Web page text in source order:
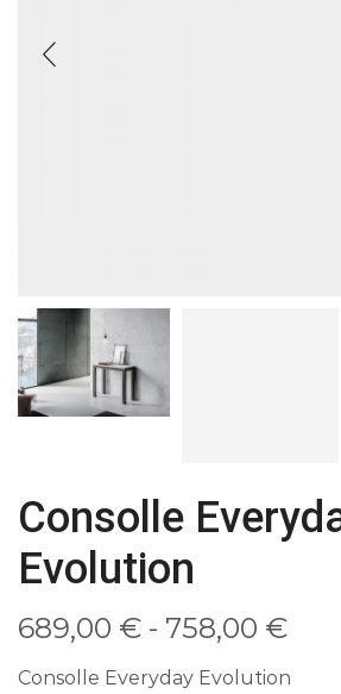
Consolle
Evolution
689,00 € - 758,00 €
di
Consolle Everyday Evolution